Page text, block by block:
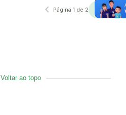
navigate_before
Anterior
Página 1 de 2 navigate_next
Próxima
Voltar ao topo